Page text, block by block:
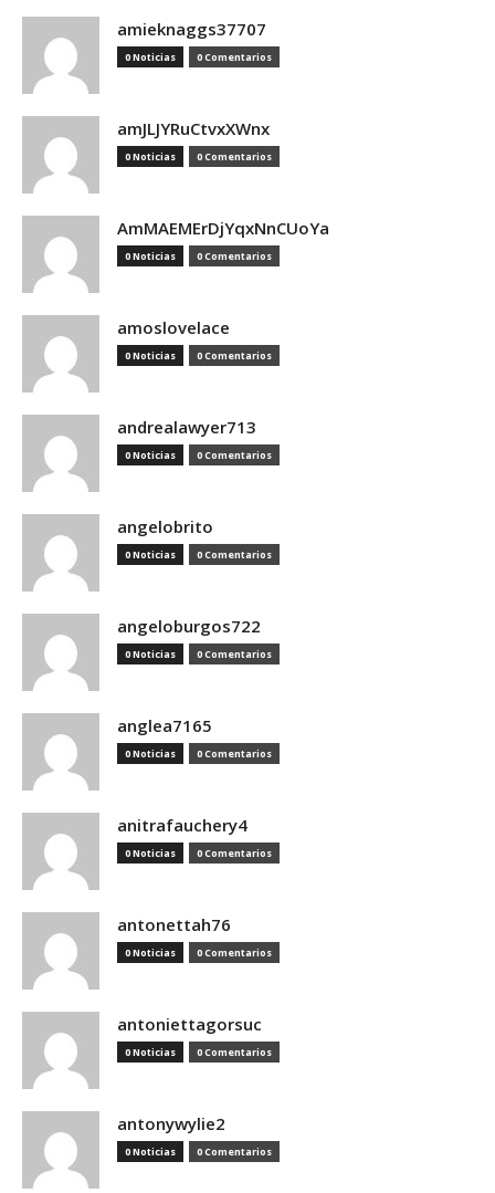
amieknaggs37707
0 Noticias 0 Comentarios
amJLJYRuCtvxXWnx
0 Noticias 0 Comentarios
AmMAEMErDjYqxNnCUoYa
0 Noticias 0 Comentarios
amoslovelace
0 Noticias 0 Comentarios
andrealawyer713
0 Noticias 0 Comentarios
angelobrito
0 Noticias 0 Comentarios
angeloburgos722
0 Noticias 0 Comentarios
anglea7165
0 Noticias 0 Comentarios
anitrafauchery4
0 Noticias 0 Comentarios
antonettah76
0 Noticias 0 Comentarios
antoniettagorsuc
0 Noticias 0 Comentarios
antonywylie2
0 Noticias 0 Comentarios